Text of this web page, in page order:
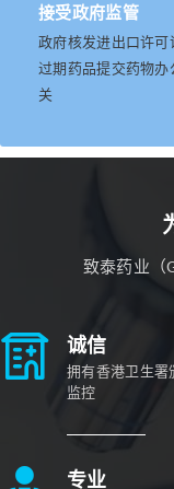
接受政府监管
政府核发进出口许
过期药品提交药物
关
致泰药业（
诚信
拥有香港卫生署
监控
专业